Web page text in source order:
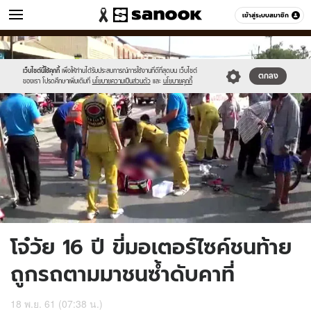
เข้าสู่ระบบสมาชิก
ข่าว หมวดอื่นๆ
เว็บไซต์นี้ใช้คุกกี้ เพื่อให้ท่านได้รับประสบการณ์การใช้งานที่ดีที่สุดบน เว็บไซต์
ของเรา โปรดศึกษาเพิ่มเติมที่ นโยบายความเป็นส่วนตัว และ นโยบายคุกกี้
ตกลง
Sanook
//s.isanook.com/sr/0/images/logo-
new-
sanook.png
600
60
//s.isanook.com/ns/0/ud/1516/7580458/1.jpg
โจ๋วัย 16 ปี ขี่มอเตอร์ไซค์ชนท้าย
ถูกรถตามมาชนซ้ำดับคาที่
18 พ.ย. 61 (07:38 น.)